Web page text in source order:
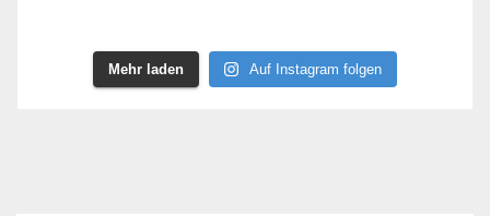
Mehr laden Auf Instagram folgen